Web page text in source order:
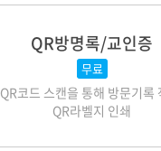
QR방명록/교인증
무료
QR코드 스캔을 통해 방문기록
QR라벨지 인쇄